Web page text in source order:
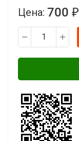
Цена: 700 ₽